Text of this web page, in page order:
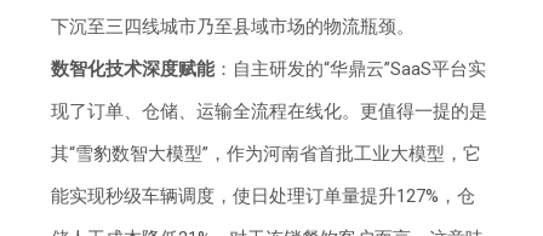
下沉至三四线城市乃至县域市场的物流瓶颈。
数智化技术深度赋能：自主研发的“华鼎云”SaaS平台实
现了订单、仓储、运输全流程在线化。更值得一提的是
其“雪豹数智大模型”，作为河南省首批工业大模型，它
能实现秒级车辆调度，使日处理订单量提升127%，仓